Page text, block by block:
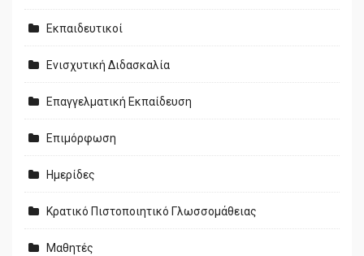
Εκπαιδευτικοί
Ενισχυτική Διδασκαλία
Επαγγελματική Εκπαίδευση
Επιμόρφωση
Ημερίδες
Κρατικό Πιστοποιητικό Γλωσσομάθειας
Μαθητές